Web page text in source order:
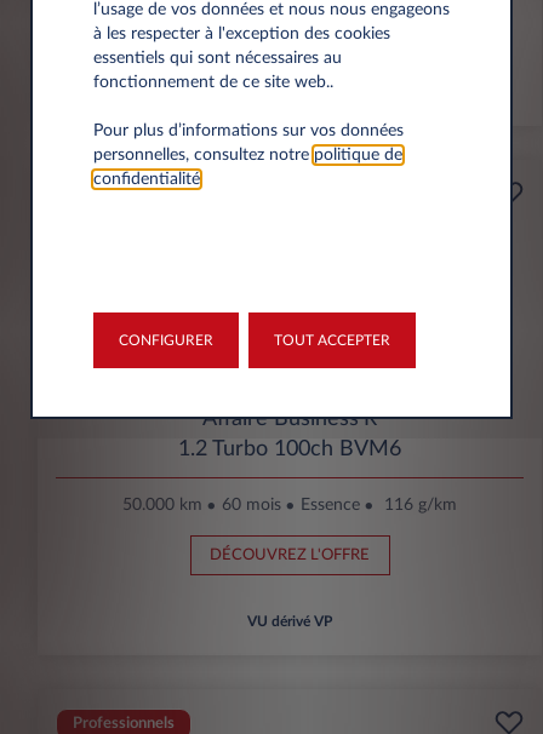
VU
En stock
Professionnels
Affaire Business'R
1.2 Turbo 100ch BVM6
50.000 km 60 mois Essence 116 g/km
DÉCOUVREZ L'OFFRE
VU dérivé VP
Professionnels
l’usage de vos données et nous nous engageons
à les respecter à l'exception des cookies
essentiels qui sont nécessaires au
fonctionnement de ce site web..
Pour plus d’informations sur vos données
personnelles, consultez notre politique de
confidentialité.
CONFIGURER TOUT ACCEPTER